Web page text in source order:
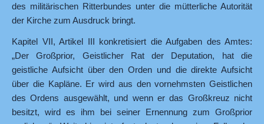
des militärischen Ritterbundes unter die mütterliche Autorität
der Kirche zum Ausdruck bringt.
Kapitel VII, Artikel III konkretisiert die Aufgaben des Amtes:
„Der Großprior, Geistlicher Rat der Deputation, hat die
geistliche Aufsicht über den Orden und die direkte Aufsicht
über die Kapläne. Er wird aus den vornehmsten Geistlichen
des Ordens ausgewählt, und wenn er das Großkreuz nicht
besitzt, wird es ihm bei seiner Ernennung zum Großprior